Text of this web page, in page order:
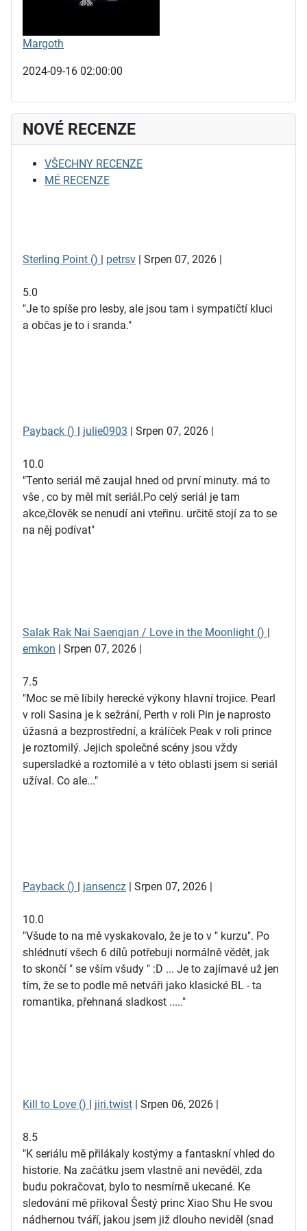
Margoth
2024-09-16 02:00:00
NOVÉ RECENZE
VŠECHNY RECENZE
MÉ RECENZE
Sterling Point () | petrsv | Srpen 07, 2026 |
5.0
"Je to spíše pro lesby, ale jsou tam i sympatičtí kluci
a občas je to i sranda."
Payback () | julie0903 | Srpen 07, 2026 |
10.0
"Tento seriál mě zaujal hned od první minuty. má to
vše , co by měl mít seriál.Po celý seriál je tam
akce,člověk se nenudí ani vteřinu. určitě stojí za to se
na něj podívat"
Salak Rak Nai Saengjan / Love in the Moonlight () |
emkon | Srpen 07, 2026 |
7.5
"Moc se mě líbily herecké výkony hlavní trojice. Pearl
v roli Sasina je k sežrání, Perth v roli Pin je naprosto
úžasná a bezprostřední, a králíček Peak v roli prince
je roztomilý. Jejich společné scény jsou vždy
supersladké a roztomilé a v této oblasti jsem si seriál
užíval. Co ale..."
Payback () | jansencz | Srpen 07, 2026 |
10.0
"Všude to na mě vyskakovalo, že je to v " kurzu". Po
shlédnutí všech 6 dílů potřebuji normálně vědět, jak
to skončí " se vším všudy " :D ... Je to zajímavé už jen
tím, že se to podle mě netváři jako klasické BL - ta
romantika, přehnaná sladkost ....."
Kill to Love () | jiri.twist | Srpen 06, 2026 |
8.5
"K seriálu mě přilákaly kostýmy a fantaskní vhled do
historie. Na začátku jsem vlastně ani nevěděl, zda
budu pokračovat, bylo to nesmírně ukecané. Ke
sledování mě přikoval Šestý princ Xiao Shu He svou
nádhernou tváří, jakou jsem již dlouho neviděl (snad